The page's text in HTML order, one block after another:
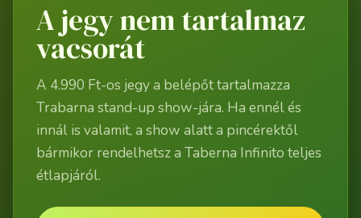
A jegy nem tartalmaz
vacsorát
A 4.990 Ft-os jegy a belépőt tartalmazza
Trabarna stand-up show-jára. Ha ennél és
innál is valamit, a show alatt a pincérektől
bármikor rendelhetsz a Taberna Infinito teljes
étlapjáról.